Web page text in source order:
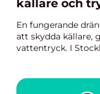
källare och
En fungerande
att skydda källare,
vattentryck. I